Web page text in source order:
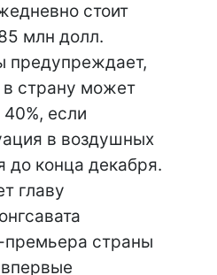
стоит
млн долл.
предупреждает,
в страну может
если
в воздушных
до конца декабря.
главу
премьера страны